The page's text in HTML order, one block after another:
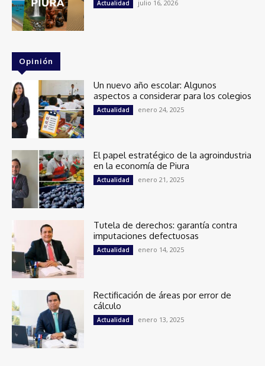
Actualidad julio 16, 2026
Opinión
Un nuevo año escolar: Algunos
aspectos a considerar para los colegios
Actualidad enero 24, 2025
El papel estratégico de la agroindustria
en la economía de Piura
Actualidad enero 21, 2025
Tutela de derechos: garantía contra
imputaciones defectuosas
Actualidad enero 14, 2025
Rectificación de áreas por error de
cálculo
Actualidad enero 13, 2025